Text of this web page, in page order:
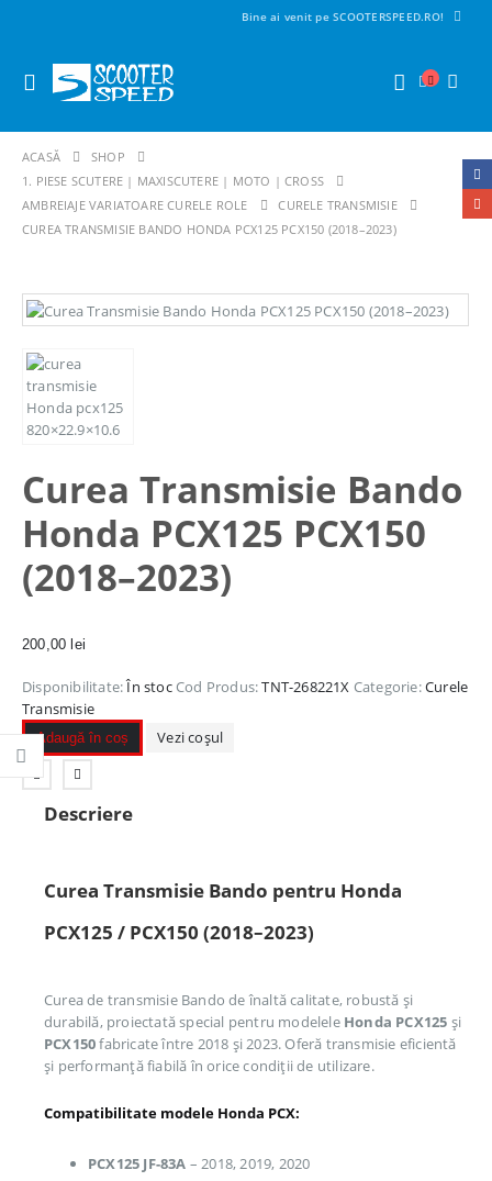
Bine ai venit pe SCOOTERSPEED.RO!
ACASĂ
SHOP
1. PIESE SCUTERE | MAXISCUTERE | MOTO | CROSS
AMBREIAJE VARIATOARE CURELE ROLE
CURELE TRANSMISIE
CUREA TRANSMISIE BANDO HONDA PCX125 PCX150 (2018–2023)
Curea Transmisie Bando
Honda PCX125 PCX150
(2018–2023)
200,00lei
Disponibilitate:În stocCod Produs:TNT-268221X Categorie:Curele
Transmisie
Adaugă în coș Vezi coșul
Descriere
Curea Transmisie Bando pentru Honda
PCX125 / PCX150 (2018–2023)
Curea de transmisie Bando de înaltă calitate, robustă și
durabilă, proiectată special pentru modelele Honda PCX125 și
PCX150fabricate între 2018 și 2023. Oferă transmisie eficientă
și performanță fiabilă în orice condiții de utilizare.
Compatibilitate modele Honda PCX:
PCX125 JF-83A – 2018, 2019, 2020